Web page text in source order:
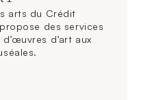
arts du Crédit
des services
d’art aux